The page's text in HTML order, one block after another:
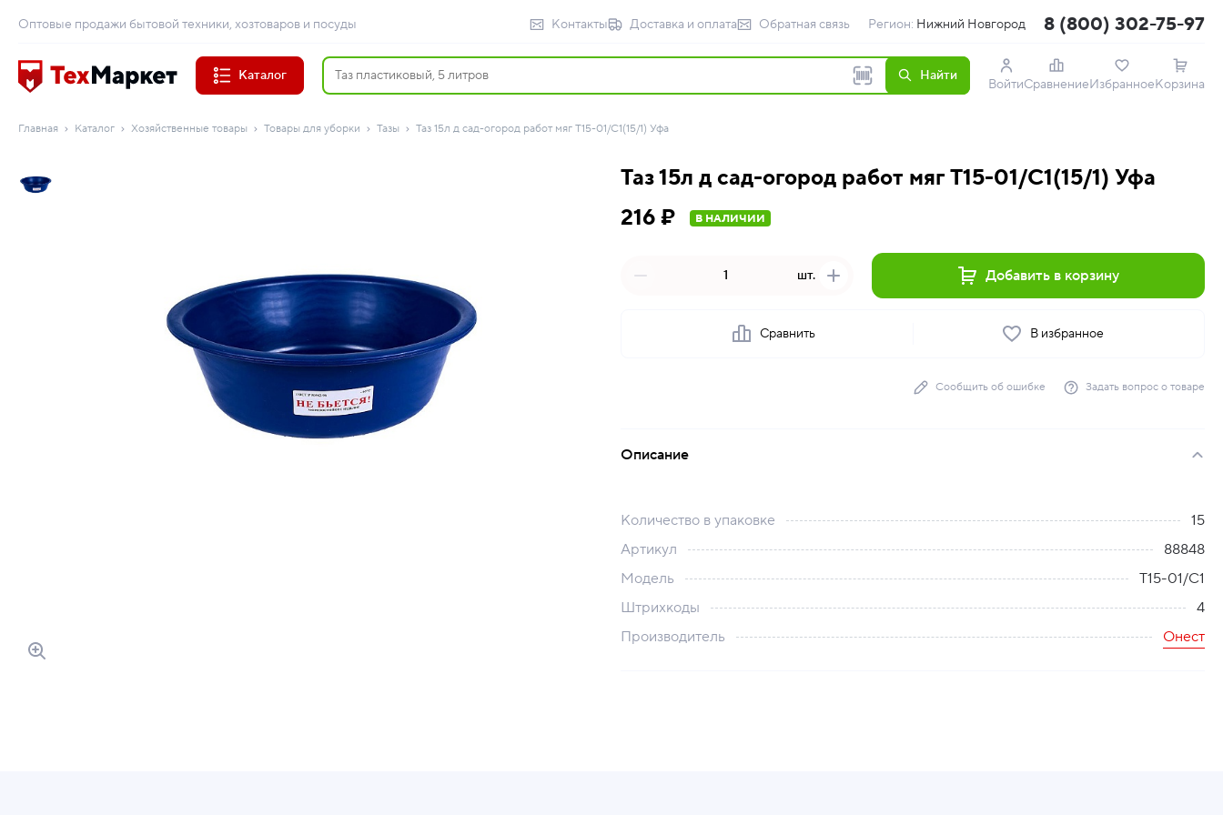
Оптовые продажи бытовой техники, хозтоваров и посуды Контакты Доставка и оплата Обратная связь Регион: Нижний Новгород 8 (800) 302-75-97
Каталог Найти
ВойтиСравнениеИзбранноеКорзина
Главная Каталог Хозяйственные товары Товары для уборки Тазы Таз 15л д сад-огород работ мяг Т15-01/С1(15/1) Уфа
Таз 15л д сад-огород работ мяг Т15-01/С1(15/1) Уфа
216 ₽
В НАЛИЧИИ
шт. Добавить в корзину
Сравнить В избранное
Сообщить об ошибке Задать вопрос о товаре
Описание
Количество в упаковке
15
Артикул
88848
Модель
Т15-01/С1
Штрихкоды
4
Производитель
Онест